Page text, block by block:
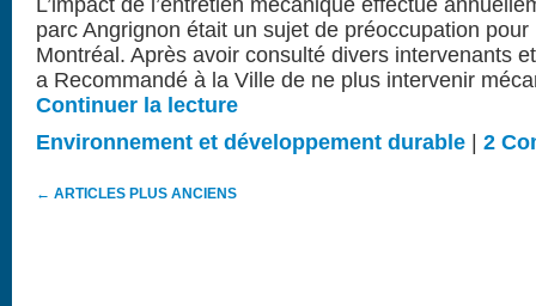
L’impact de l’entretien mécanique effectué
parc Angrignon était un sujet de préoccupation pour
Montréal. Après avoir consulté divers intervenants
a Recommandé à la Ville de ne plus intervenir
Continuer la lecture
Environnement et développement durable
2
← ARTICLES PLUS ANCIENS